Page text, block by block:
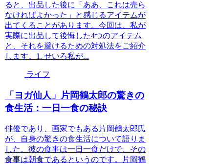
ると、出品した後に「ああ、これは売ら
なければよかった」と感じるアイテムが
出てくることがあります。今回は、私が
実際に出品して後悔した4つのアイテム
と、それを避けるための対処法をご紹介
します。1. せいろ私が...
ライフ
「ヨガ仙人」片岡鶴太郎の驚きの
食生活：一日一食の秘訣
俳優であり、画家でもある片岡鶴太郎氏
が、自身の驚きの食生活について語りま
した。彼の食事は一日一食だけで、その
食事は朝食であるというのです。片岡鶴